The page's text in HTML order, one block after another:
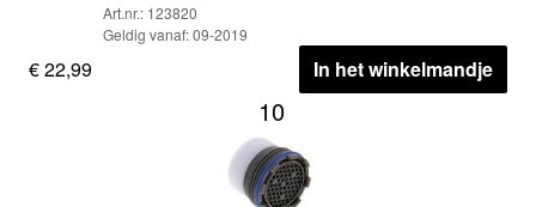
Art.nr.: 123820
Geldig vanaf: 09-2019
€ 22,99 In het winkelmandje
10